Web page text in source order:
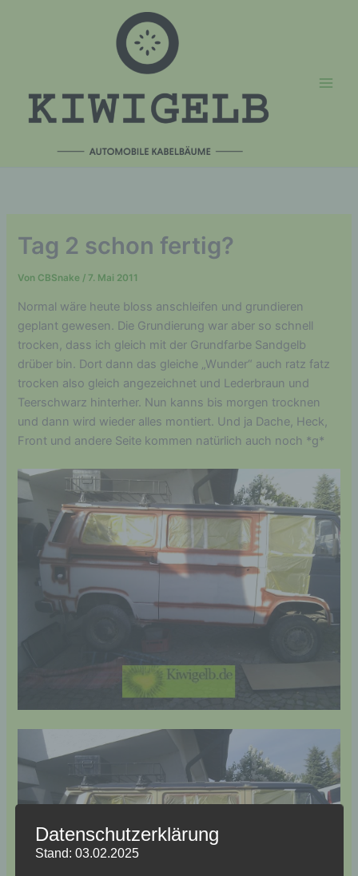
Tag 2 schon fertig?
Von CBSnake / 7. Mai 2011
Normal wäre heute bloss anschleifen und grundieren
geplant gewesen. Die Grundierung war aber so schnell
trocken, dass ich gleich mit der Grundfarbe Sandgelb
drüber bin. Dort dann das gleiche „Wunder“ auch ratz fatz
trocken also gleich angezeichnet und Lederbraun und
Teerschwarz hinterher. Nun kanns bis morgen trocknen
und dann wird wieder alles montiert. Und ja Dache, Heck,
Front und andere Seite kommen natürlich auch noch *g*
Datenschutzerklärung
Stand: 03.02.2025